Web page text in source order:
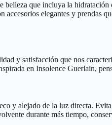
que incluya la
elegantes y prendas
y satisfacción que nos
en Insolence Guerlain,
y alejado de la luz directa.
durante más tiempo,